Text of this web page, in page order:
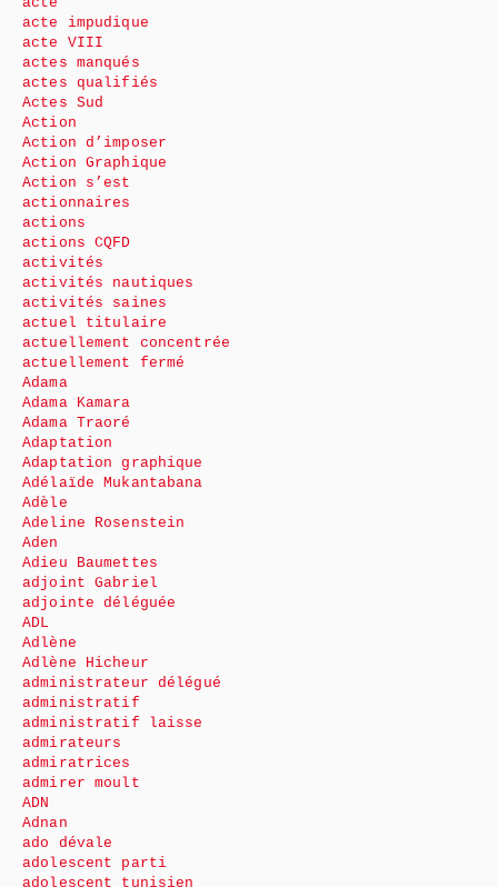
acte impudique
acte VIII
actes manqués
actes qualifiés
Actes Sud
Action
Action d’imposer
Action Graphique
Action s’est
actionnaires
actions
actions CQFD
activités
activités nautiques
activités saines
actuel titulaire
actuellement concentrée
actuellement fermé
Adama
Adama Kamara
Adama Traoré
Adaptation
Adaptation graphique
Adélaïde Mukantabana
Adèle
Adeline Rosenstein
Aden
Adieu Baumettes
adjoint Gabriel
adjointe déléguée
ADL
Adlène
Adlène Hicheur
administrateur délégué
administratif
administratif laisse
admirateurs
admiratrices
admirer moult
ADN
Adnan
ado dévale
adolescent parti
adolescent tunisien